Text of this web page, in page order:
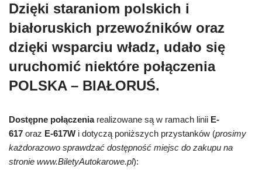
Dzięki staraniom polskich i
białoruskich przewoźników oraz
dzięki wsparciu władz, udało się
uruchomić niektóre połączenia
POLSKA – BIAŁORUŚ.
Dostępne połączeniarealizowane są w ramach linii E-
617 oraz E-617W i dotyczą poniższych przystanków (prosimy
każdorazowo sprawdzać dostępność miejsc do zakupu na
stronie www.BiletyAutokarowe.pl):